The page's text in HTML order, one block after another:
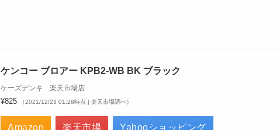
ケンコー ブロアー KPB2-WB BK ブラック
ケーズデンキ 楽天市場店
¥825 （2021/12/23 01:28時点 | 楽天市場調べ）
Amazon 楽天市場 Yahooショッピング